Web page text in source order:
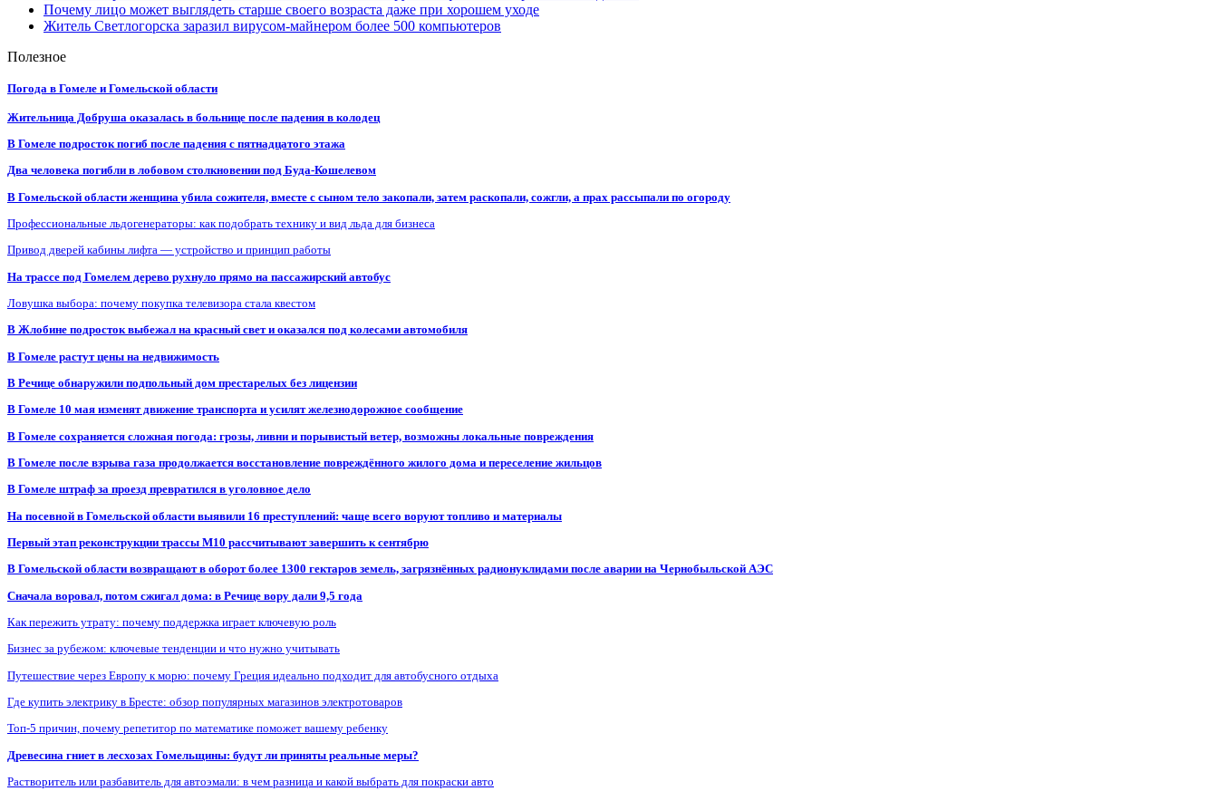
Почему лицо может выглядеть старше своего возраста даже при хорошем уходе
Житель Светлогорска заразил вирусом-майнером более 500 компьютеров
Полезное
Погода в Гомеле и Гомельской области
Жительница Добруша оказалась в больнице после падения в колодец
В Гомеле подросток погиб после падения с пятнадцатого этажа
Два человека погибли в лобовом столкновении под Буда-Кошелевом
В Гомельской области женщина убила сожителя, вместе с сыном тело закопали, затем раскопали, сожгли, а прах рассыпали по огороду
Профессиональные льдогенераторы: как подобрать технику и вид льда для бизнеса
Привод дверей кабины лифта — устройство и принцип работы
На трассе под Гомелем дерево рухнуло прямо на пассажирский автобус
Ловушка выбора: почему покупка телевизора стала квестом
В Жлобине подросток выбежал на красный свет и оказался под колесами автомобиля
В Гомеле растут цены на недвижимость
В Речице обнаружили подпольный дом престарелых без лицензии
В Гомеле 10 мая изменят движение транспорта и усилят железнодорожное сообщение
В Гомеле сохраняется сложная погода: грозы, ливни и порывистый ветер, возможны локальные повреждения
В Гомеле после взрыва газа продолжается восстановление повреждённого жилого дома и переселение жильцов
В Гомеле штраф за проезд превратился в уголовное дело
На посевной в Гомельской области выявили 16 преступлений: чаще всего воруют топливо и материалы
Первый этап реконструкции трассы М10 рассчитывают завершить к сентябрю
В Гомельской области возвращают в оборот более 1300 гектаров земель, загрязнённых радионуклидами после аварии на Чернобыльской АЭС
Сначала воровал, потом сжигал дома: в Речице вору дали 9,5 года
Как пережить утрату: почему поддержка играет ключевую роль
Бизнес за рубежом: ключевые тенденции и что нужно учитывать
Путешествие через Европу к морю: почему Греция идеально подходит для автобусного отдыха
Где купить электрику в Бресте: обзор популярных магазинов электротоваров
Топ-5 причин, почему репетитор по математике поможет вашему ребенку
Древесина гниет в лесхозах Гомельщины: будут ли приняты реальные меры?
Растворитель или разбавитель для автоэмали: в чем разница и какой выбрать для покраски авто